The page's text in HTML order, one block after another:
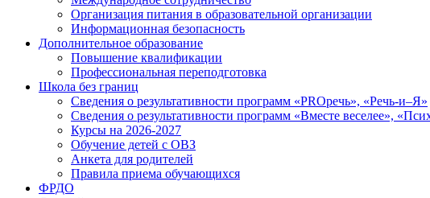
Организация питания в образовательной организации
Информационная безопасность
Дополнительное образование
Повышение квалификации
Профессиональная переподготовка
Школа без границ
Сведения о результативности программ «PROречь», «Речь-и–Я»
Сведения о результативности программ «Вместе веселее»,
Курсы на 2026-2027
Обучение детей с ОВЗ
Анкета для родителей
Правила приема обучающихся
ФРДО